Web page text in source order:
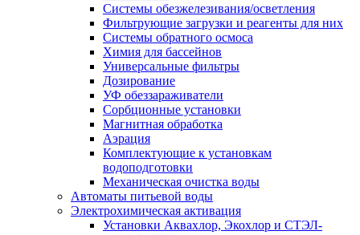
Системы обезжелезивания/осветления
Фильтрующие загрузки и реагенты для них
Системы обратного осмоса
Химия для бассейнов
Универсальные фильтры
Дозирование
УФ обеззараживатели
Сорбционные установки
Магнитная обработка
Аэрация
Комплектующие к установкам
водоподготовки
Механическая очистка воды
Автоматы питьевой воды
Электрохимическая активация
Установки Аквахлор, Экохлор и СТЭЛ-